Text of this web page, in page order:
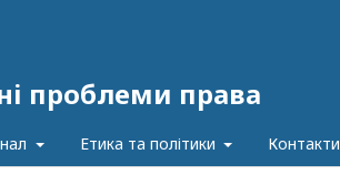
проблеми права
Етика та політики Контакти